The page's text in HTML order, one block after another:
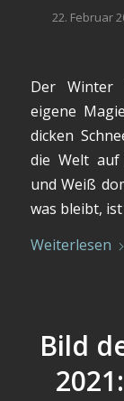
22. Februar
Der Winter
eigene
dicken
die Welt auf
und Weiß
was bleibt,
Weiterlesen
Bild